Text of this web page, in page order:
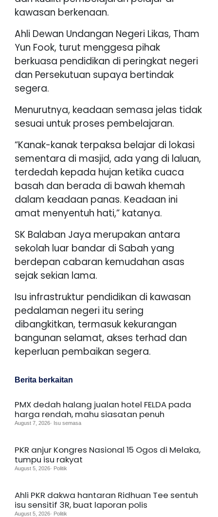
kawasan berkenaan.
Ahli Dewan Undangan Negeri Likas, Tham
Yun Fook, turut menggesa pihak
berkuasa pendidikan di peringkat negeri
dan Persekutuan supaya bertindak
segera.
Menurutnya, keadaan semasa jelas tidak
sesuai untuk proses pembelajaran.
“Kanak-kanak terpaksa belajar di lokasi
sementara di masjid, ada yang di laluan,
terdedah kepada hujan ketika cuaca
basah dan berada di bawah khemah
dalam keadaan panas. Keadaan ini
amat menyentuh hati,” katanya.
SK Balaban Jaya merupakan antara
sekolah luar bandar di Sabah yang
berdepan cabaran kemudahan asas
sejak sekian lama.
Isu infrastruktur pendidikan di kawasan
pedalaman negeri itu sering
dibangkitkan, termasuk kekurangan
bangunan selamat, akses terhad dan
keperluan pembaikan segera.
Berita berkaitan
PMX dedah halang jualan hotel FELDA pada
harga rendah, mahu siasatan penuh
August 7, 2026· Isu semasa
PKR anjur Kongres Nasional 15 Ogos di Melaka,
tumpu isu rakyat
August 5, 2026· Politik
Ahli PKR dakwa hantaran Ridhuan Tee sentuh
isu sensitif 3R, buat laporan polis
August 5, 2026· Politik